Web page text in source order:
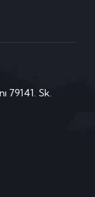
79141. Sk.